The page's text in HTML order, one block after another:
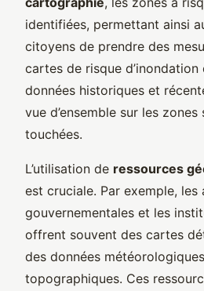
identifiées, permettant ainsi
citoyens de prendre des
cartes de risque
données historiques et
vue d’ensemble sur les zones
touchées.
L’utilisation de ressources
est cruciale. Par exemple, les
gouvernementales et les
offrent souvent des cartes
des données
topographiques. Ces